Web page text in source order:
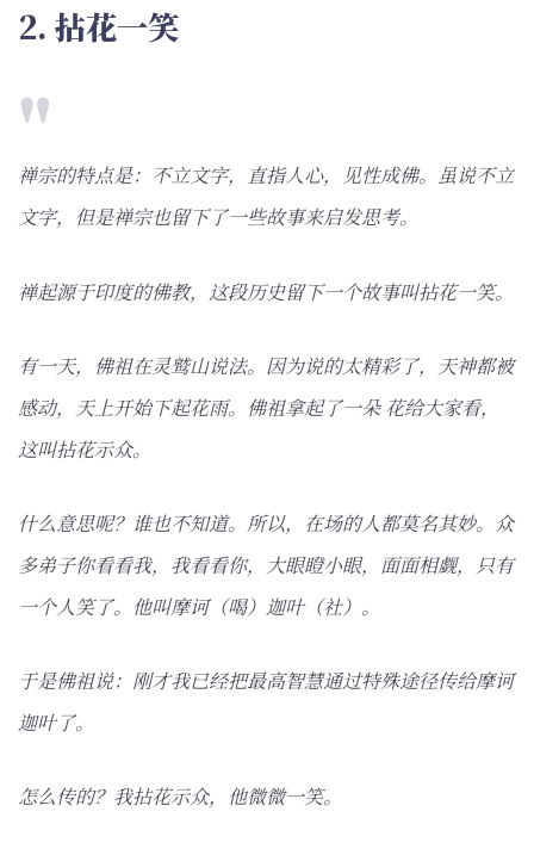
2. 拈花一笑
禅宗的特点是：不立文字，直指人心，见性成佛。虽说不立
文字，但是禅宗也留下了一些故事来启发思考。
禅起源于印度的佛教，这段历史留下一个故事叫拈花一笑。
有一天，佛祖在灵鹫山说法。因为说的太精彩了，天神都被
感动，天上开始下起花雨。佛祖拿起了一朵 花给大家看，
这叫拈花示众。
什么意思呢？谁也不知道。所以，在场的人都莫名其妙。众
多弟子你看看我，我看看你，大眼瞪小眼，面面相觑，只有
一个人笑了。他叫摩诃（喝）迦叶（社）。
于是佛祖说：刚才我已经把最高智慧通过特殊途径传给摩诃
迦叶了。
怎么传的？我拈花示众，他微微一笑。